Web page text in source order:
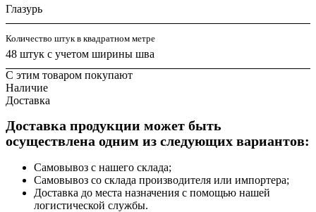
Глазурь
Количество штук в квадратном метре
48 штук с учетом ширины шва
С этим товаром покупают
Наличие
Доставка
Доставка продукции может быть
осуществлена одним из следующих вариантов:
Самовывоз с нашего склада;
Самовывоз со склада производителя или импортера;
Доставка до места назначения с помощью нашей
логистической службы.